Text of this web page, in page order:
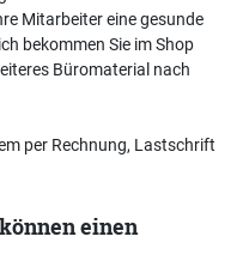
Mitarbeiter eine gesunde
bekommen Sie im Shop
Büromaterial nach
per Rechnung, Lastschrift
einen